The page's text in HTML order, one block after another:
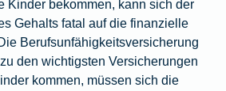
Kinder bekommen, kann sich der
Gehalts fatal auf die finanzielle
Berufsunfähigkeitsversicherung
den wichtigsten Versicherungen
kommen, müssen sich die